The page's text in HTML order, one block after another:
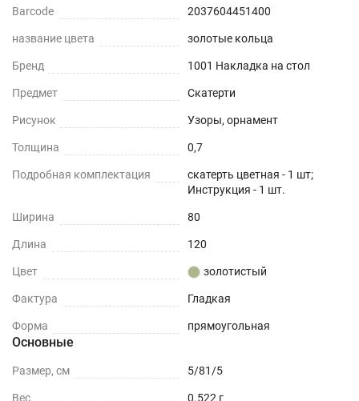
Barcode 2037604451400
название цвета золотые кольца
Бренд 1001 Накладка на стол
Предмет Скатерти
Рисунок Узоры, орнамент
Толщина 0,7
Подробная комплектация
скатерть цветная - 1 шт;
Инструкция - 1 шт.
Ширина 80
Длина 120
Цвет золотистый
Фактура Гладкая
Форма прямоугольная
Основные
Размер, см 5/81/5
Вес 0.522 г